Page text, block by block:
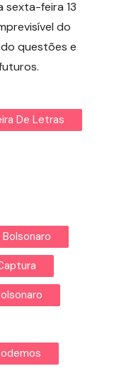
sexta-feira 13
do
questões e
De Letras